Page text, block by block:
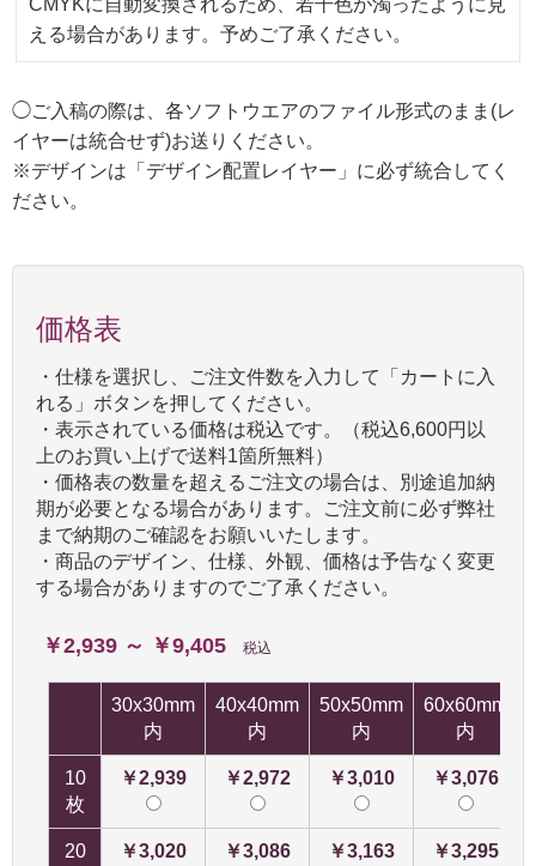
CMYKに自動変換されるため、若干色が濁ったように見
える場合があります。予めご了承ください。
◯ご入稿の際は、各ソフトウエアのファイル形式のまま(レ
イヤーは統合せず)お送りください。
※デザインは「デザイン配置レイヤー」に必ず統合してく
ださい。
価格表
・仕様を選択し、ご注文件数を入力して「カートに入
れる」ボタンを押してください。
・表示されている価格は税込です。（税込6,600円以
上のお買い上げで送料1箇所無料）
・価格表の数量を超えるご注文の場合は、別途追加納
期が必要となる場合があります。ご注文前に必ず弊社
まで納期のご確認をお願いいたします。
・商品のデザイン、仕様、外観、価格は予告なく変更
する場合がありますのでご了承ください。
￥2,939 ～ ￥9,405 税込
30x30mm
内
40x40mm
内
50x50mm
内
60x60mm
内
10
枚
￥2,939 ￥2,972 ￥3,010 ￥3,076
20
￥3,020 ￥3,086 ￥3,163 ￥3,295